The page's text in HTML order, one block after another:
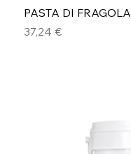
PASTA DI FRAGOLA
Prezzo
37,24 €